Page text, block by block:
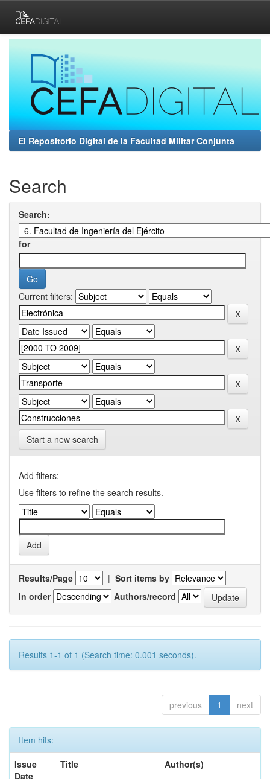
navigation
El Repositorio Digital de la Facultad Militar Conjunta
Search
Search:
for
Current filters:
Start a new search
Add filters:
Use filters to refine the search results.
Results/Page | Sort items by
In order
Authors/record
Results 1-1 of 1 (Search time: 0.001 seconds).
previous 1 next
Item hits:
Issue
Date
Title Author(s)